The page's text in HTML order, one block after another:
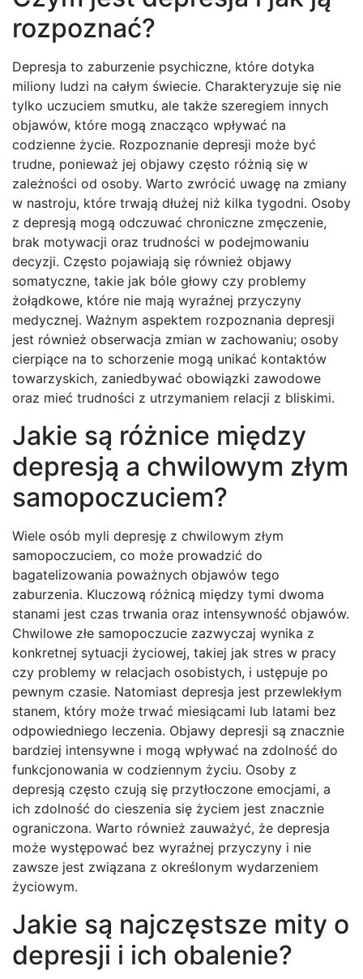
rozpoznać?
Depresja to zaburzenie psychiczne, które dotyka
miliony ludzi na całym świecie. Charakteryzuje się nie
tylko uczuciem smutku, ale także szeregiem innych
objawów, które mogą znacząco wpływać na
codzienne życie. Rozpoznanie depresji może być
trudne, ponieważ jej objawy często różnią się w
zależności od osoby. Warto zwrócić uwagę na zmiany
w nastroju, które trwają dłużej niż kilka tygodni. Osoby
z depresją mogą odczuwać chroniczne zmęczenie,
brak motywacji oraz trudności w podejmowaniu
decyzji. Często pojawiają się również objawy
somatyczne, takie jak bóle głowy czy problemy
żołądkowe, które nie mają wyraźnej przyczyny
medycznej. Ważnym aspektem rozpoznania depresji
jest również obserwacja zmian w zachowaniu; osoby
cierpiące na to schorzenie mogą unikać kontaktów
towarzyskich, zaniedbywać obowiązki zawodowe
oraz mieć trudności z utrzymaniem relacji z bliskimi.
Jakie są różnice między
depresją a chwilowym złym
samopoczuciem?
Wiele osób myli depresję z chwilowym złym
samopoczuciem, co może prowadzić do
bagatelizowania poważnych objawów tego
zaburzenia. Kluczową różnicą między tymi dwoma
stanami jest czas trwania oraz intensywność objawów.
Chwilowe złe samopoczucie zazwyczaj wynika z
konkretnej sytuacji życiowej, takiej jak stres w pracy
czy problemy w relacjach osobistych, i ustępuje po
pewnym czasie. Natomiast depresja jest przewlekłym
stanem, który może trwać miesiącami lub latami bez
odpowiedniego leczenia. Objawy depresji są znacznie
bardziej intensywne i mogą wpływać na zdolność do
funkcjonowania w codziennym życiu. Osoby z
depresją często czują się przytłoczone emocjami, a
ich zdolność do cieszenia się życiem jest znacznie
ograniczona. Warto również zauważyć, że depresja
może występować bez wyraźnej przyczyny i nie
zawsze jest związana z określonym wydarzeniem
życiowym.
Jakie są najczęstsze mity o
depresji i ich obalenie?